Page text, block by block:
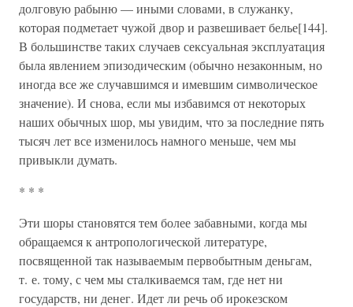
долговую рабыню — иными словами, в служанку,
которая подметает чужой двор и развешивает белье[144].
В большинстве таких случаев сексуальная эксплуатация
была явлением эпизодическим (обычно незаконным, но
иногда все же случавшимся и имевшим символическое
значение). И снова, если мы избавимся от некоторых
наших обычных шор, мы увидим, что за последние пять
тысяч лет все изменилось намного меньше, чем мы
привыкли думать.
* * *
Эти шоры становятся тем более забавными, когда мы
обращаемся к антропологической литературе,
посвященной так называемым первобытным деньгам,
т. е. тому, с чем мы сталкиваемся там, где нет ни
государств, ни денег. Идет ли речь об ирокезском